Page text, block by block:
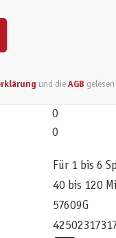
und dieAGB
0
0
Für 1 bis 6
40 bis 120
57609G